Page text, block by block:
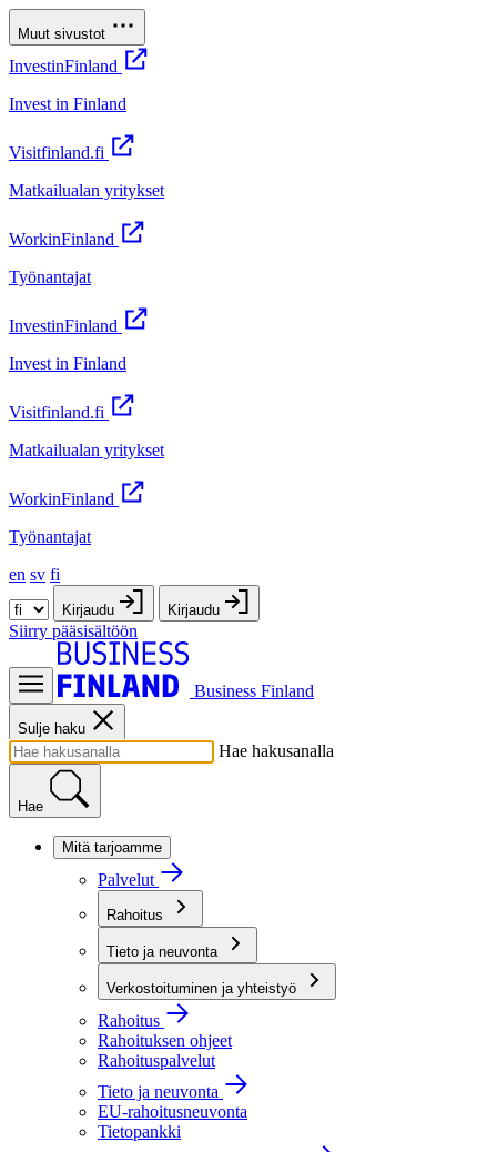
Muut sivustot
InvestinFinland
Invest in Finland
Visitfinland.fi
Matkailualan yritykset
WorkinFinland
Työnantajat
InvestinFinland
Invest in Finland
Visitfinland.fi
Matkailualan yritykset
WorkinFinland
Työnantajat
en sv fi
Kirjaudu Kirjaudu
Siirry pääsisältöön
Business Finland
Sulje haku
Hae hakusanalla
Hae
Mitä tarjoamme
Palvelut
Rahoitus
Tieto ja neuvonta
Verkostoituminen ja yhteistyö
Rahoitus
Rahoituksen ohjeet
Rahoituspalvelut
Tieto ja neuvonta
EU-rahoitusneuvonta
Tietopankki